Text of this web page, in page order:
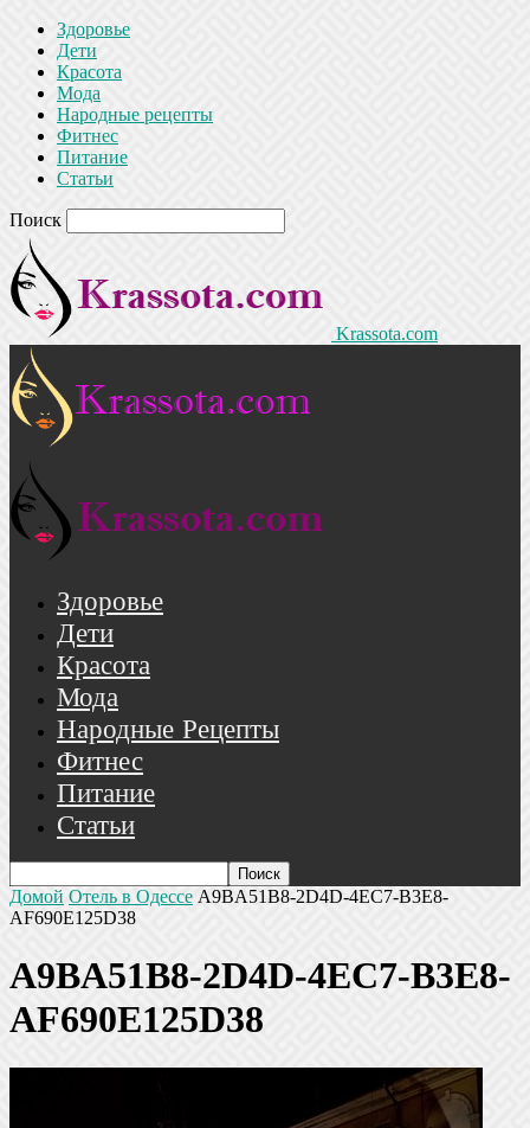
Здоровье
Дети
Красота
Мода
Народные рецепты
Фитнес
Питание
Статьи
Поиск
Krassota.com
Здоровье
Дети
Красота
Мода
Народные Рецепты
Фитнес
Питание
Статьи
Домой Отель в Одессе A9BA51B8-2D4D-4EC7-B3E8-
AF690E125D38
A9BA51B8-2D4D-4EC7-B3E8-
AF690E125D38